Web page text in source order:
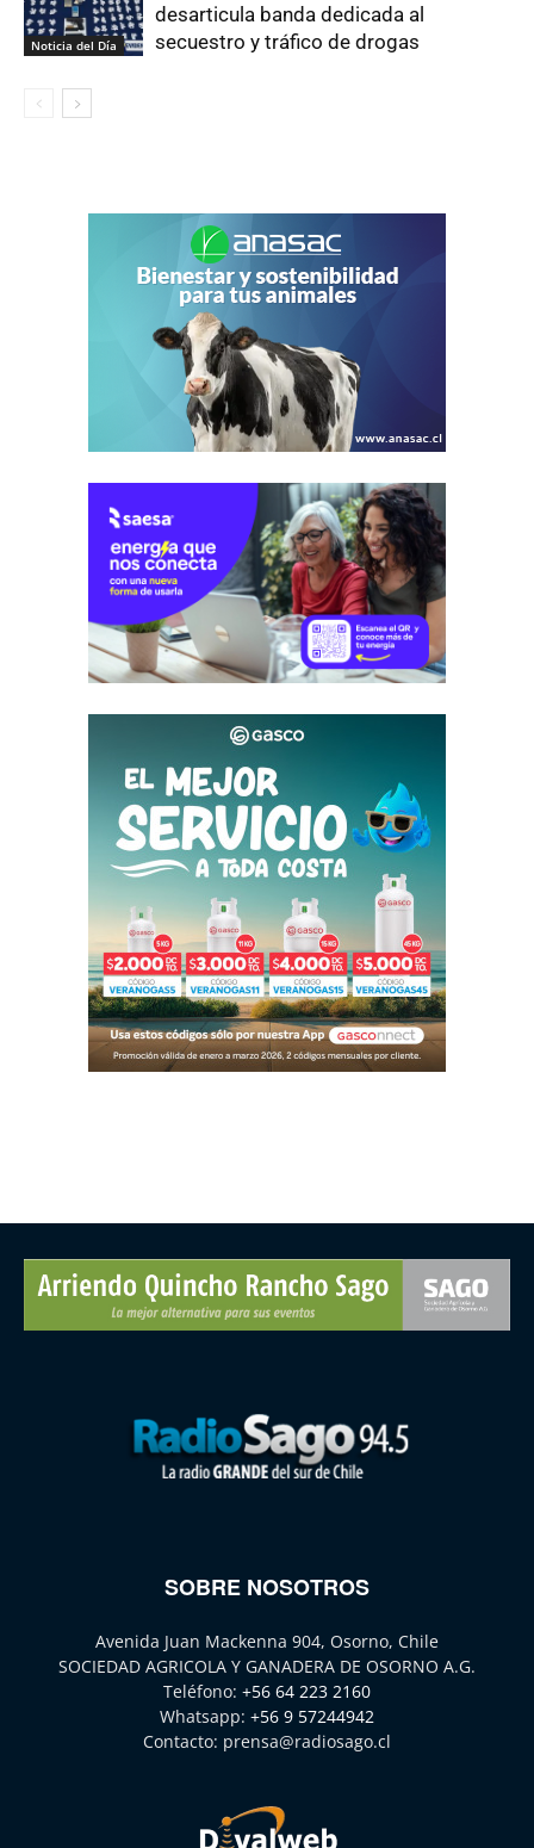
Noticia del Día
desarticula banda dedicada al
secuestro y tráfico de drogas
SOBRE NOSOTROS
Avenida Juan Mackenna 904, Osorno, Chile
SOCIEDAD AGRICOLA Y GANADERA DE OSORNO A.G.
Teléfono: +56 64 223 2160
Whatsapp: +56 9 57244942
Contacto: prensa@radiosago.cl